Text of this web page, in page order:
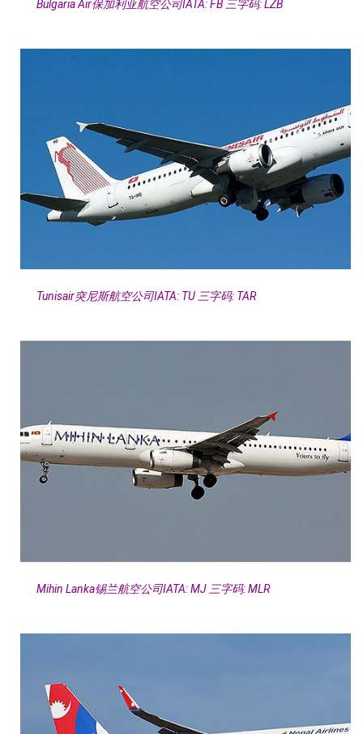
Bulgaria Air保加利亚航空公司IATA: FB 三字码: LZB
Tunisair突尼斯航空公司IATA: TU 三字码: TAR
Mihin Lanka锡兰航空公司IATA: MJ 三字码: MLR